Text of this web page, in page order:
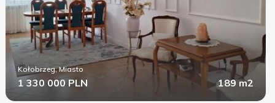
Kołobrzeg, Miasto
1 330 000 PLN 189 m2